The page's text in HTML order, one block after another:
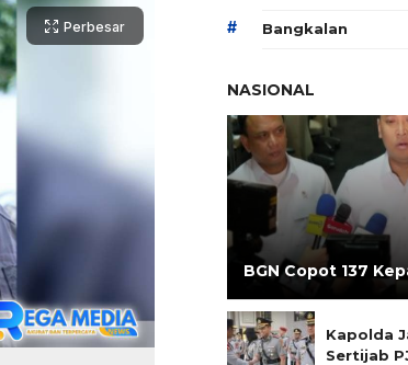
Perbesar # Bangkalan
NASIONAL
BGN Copot 137
Kapolda
Sertijab